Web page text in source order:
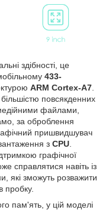
здібності, це
433-
ARM Cortex-A7
повсякденних
файлами,
за оброблення
пришвидшувач
з CPU
графічної
справлятися навіть із
які зможуть розважити
пробку.
пам'ять, у цій моделі